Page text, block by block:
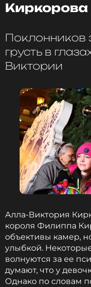
ФОТО: Софья
Читайте
Киркорова
Поклонников
грусть в
Виктории
Алла-Виктория
короля Филиппа
объективы камер,
улыбкой.
волнуются за ее
думают, что у
Однако по словам